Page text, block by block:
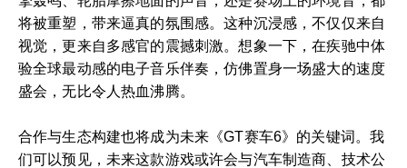
将被重塑，带来逼真的氛围感。这种沉浸感，不仅仅来自
视觉，更来自多感官的震撼刺激。想象一下，在疾驰中体
验全球最动感的电子音乐伴奏，仿佛置身一场盛大的速度
盛会，无比令人热血沸腾。
合作与生态构建也将成为未来《GT赛车6》的关键词。我
们可以预见，未来这款游戏或许会与汽车制造商、技术公